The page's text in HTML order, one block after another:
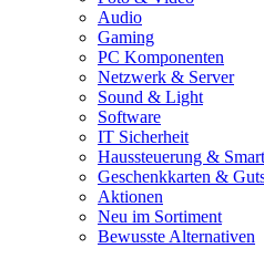
Audio
Gaming
PC Komponenten
Netzwerk & Server
Sound & Light
Software
IT Sicherheit
Haussteuerung &
Geschenkkarten &
Aktionen
Neu im Sortiment
Bewusste Alternativen